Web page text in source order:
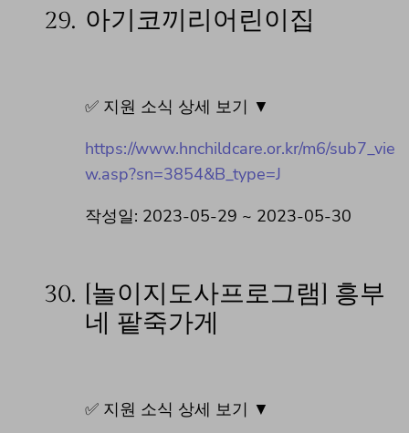
29. 아기코끼리어린이집
✅ 지원 소식 상세 보기 ▼
https://www.hnchildcare.or.kr/m6/sub7_vie
w.asp?sn=3854&B_type=J
작성일: 2023-05-29 ~ 2023-05-30
30. [놀이지도사프로그램] 흥부
네 팥죽가게
✅ 지원 소식 상세 보기 ▼